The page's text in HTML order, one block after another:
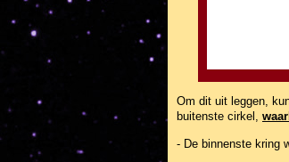
Om dit uit leggen,
buitenste cirkel,
- De binnenste kring